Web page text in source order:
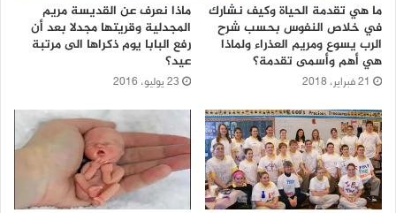
ما هي تقدمة الحياة وكيف نشارك
في خلاص النفوس بحسب شرح
الرب يسوع ومريم العذراء ولماذا
هي أهم وأسمى تقدمة؟
21 فبراير، 2018
ماذا نعرف عن القديسة مريم
المجدلية وقريتها مجدلا بعد أن
رفع البابا يوم ذكراها الى مرتبة
عيد؟
23 يوليو، 2016